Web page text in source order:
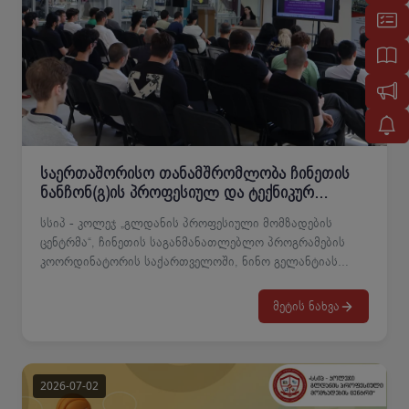
დოკუმენტების ნუსხა და ვადებიიხილეთ ქვემოთ
თანდართულ PDF-ფაილში.
საერთაშორისო თანამშრომლობა ჩინეთის
ნანჩონ(გ)ის პროფესიულ და ტექნიკურ
კოლეჯთან
სსიპ - კოლეჯ „გლდანის პროფესიული მომზადების
ცენტრმა“, ჩინეთის საგანმანათლებლო პროგრამების
კოორდინატორის საქართველოში, ნინო გელანტიას
ნანჩონ(გ)ის პროფესიულ და ტექნიკურ კოლეჯთან,
რომელიც ერთ-ერთი უძველესი და წამყვანი სახელმწიფო
და პრაქტიკაზე ორიენტირებულ პროფესიულ
განათლებას სთავაზობს.თანამშრომლობის ფარგლებში,
მეტის ნახვა